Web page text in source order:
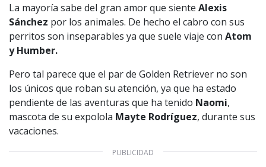
La mayoría sabe del gran amor que siente Alexis
Sánchez por los animales. De hecho el cabro con sus
perritos son inseparables ya que suele viaje con Atom
y Humber.
Pero tal parece que el par de Golden Retriever no son
los únicos que roban su atención, ya que ha estado
pendiente de las aventuras que ha tenido Naomi,
mascota de su expolola Mayte Rodríguez, durante sus
vacaciones.